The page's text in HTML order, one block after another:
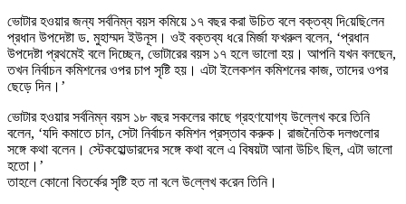
ভোটার হওয়ার জন্য সর্বনিম্ন বয়স কমিয়ে ১৭ বছর করা উচিত বলে বক্তব্য দি‌য়ে‌ছি‌লেন
প্রধান উপদেষ্টা ড. মুহাম্মদ ইউনূস। ওই বক্তব্য ধ‌রে মির্জা ফখরুল বলেন, ‘প্রধান
উপদেষ্টা প্রথমেই বলে দিচ্ছেন, ভোটারের বয়স ১৭ হলে ভালো হয়। আপনি যখন বলছেন,
তখন নির্বাচন কমিশনের ওপর চাপ সৃষ্টি হয়। এটা ইলেকশন কমিশনের কাজ, তাদের ওপর
ছেড়ে দিন।’
ভোটার হওয়ার সর্বনিম্ন বয়স ১৮ বছর সকলের কাছে গ্রহণযোগ্য উল্লেখ করে তিনি
বলেন, ‘যদি কমাতে চান, সেটা নির্বাচন কমিশন প্রস্তাব করুক। রাজনৈতিক দলগুলোর
সঙ্গে কথা বলেন। স্টেকহোল্ডারদের সঙ্গে কথা বলে এ বিষয়টা আনা উচিৎ ছিল, এটা ভালো
হতো।’
তাহলে কোনো বিতর্কের সৃষ্টি হত না ব‌লে উ‌ল্লেখ ক‌রেন তি‌নি।